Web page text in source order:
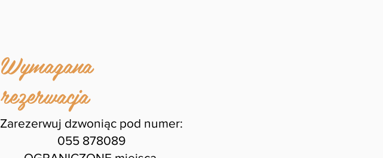
Wymagana
rezerwacja
Zarezerwuj dzwoniąc pod numer:
055 878089